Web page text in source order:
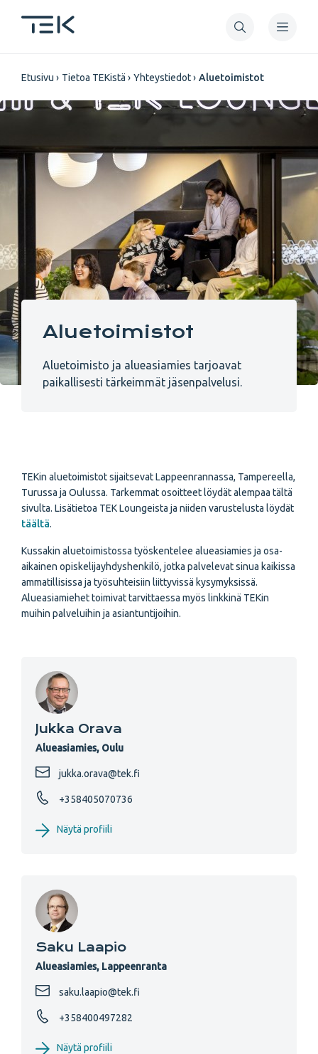
pääsisältöön
Murupolku
Etusivu Tietoa TEKistä Yhteystiedot Aluetoimistot
Aluetoimistot
Aluetoimisto ja alueasiamies tarjoavat
paikallisesti tärkeimmät jäsenpalvelusi.
TEKin aluetoimistot sijaitsevat Lappeenrannassa, Tampereella,
Turussa ja Oulussa. Tarkemmat osoitteet löydät alempaa tältä
sivulta. Lisätietoa TEK Loungeista ja niiden varustelusta löydät
täältä.
Kussakin aluetoimistossa työskentelee alueasiamies ja osa-
aikainen opiskelijayhdyshenkilö, jotka palvelevat sinua kaikissa
ammatillisissa ja työsuhteisiin liittyvissä kysymyksissä.
Alueasiamiehet toimivat tarvittaessa myös linkkinä TEKin
muihin palveluihin ja asiantuntijoihin.
Jukka Orava
Alueasiamies, Oulu
jukka.orava@tek.fi
+358405070736
Näytä profiili
Saku Laapio
Alueasiamies, Lappeenranta
saku.laapio@tek.fi
+358400497282
Näytä profiili